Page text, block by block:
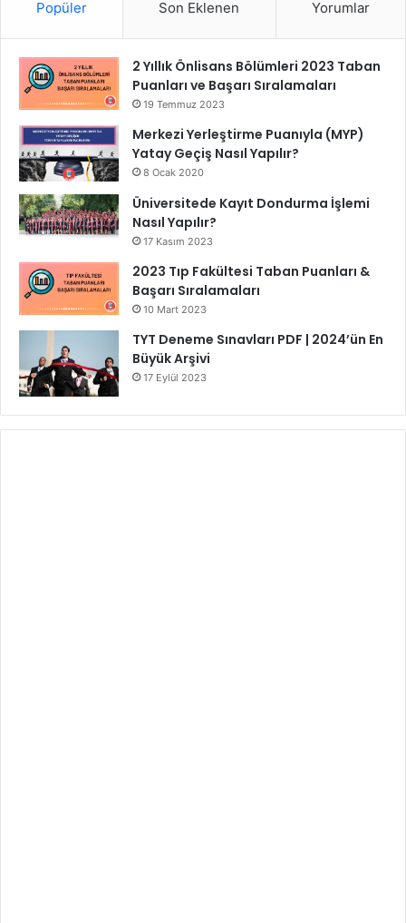
Popüler Son Eklenen Yorumlar
2 Yıllık Önlisans Bölümleri 2023 Taban
Puanları ve Başarı Sıralamaları
19 Temmuz 2023
Merkezi Yerleştirme Puanıyla (MYP)
Yatay Geçiş Nasıl Yapılır?
8 Ocak 2020
Üniversitede Kayıt Dondurma İşlemi
Nasıl Yapılır?
17 Kasım 2023
2023 Tıp Fakültesi Taban Puanları &
Başarı Sıralamaları
10 Mart 2023
TYT Deneme Sınavları PDF | 2024’ün En
Büyük Arşivi
17 Eylül 2023